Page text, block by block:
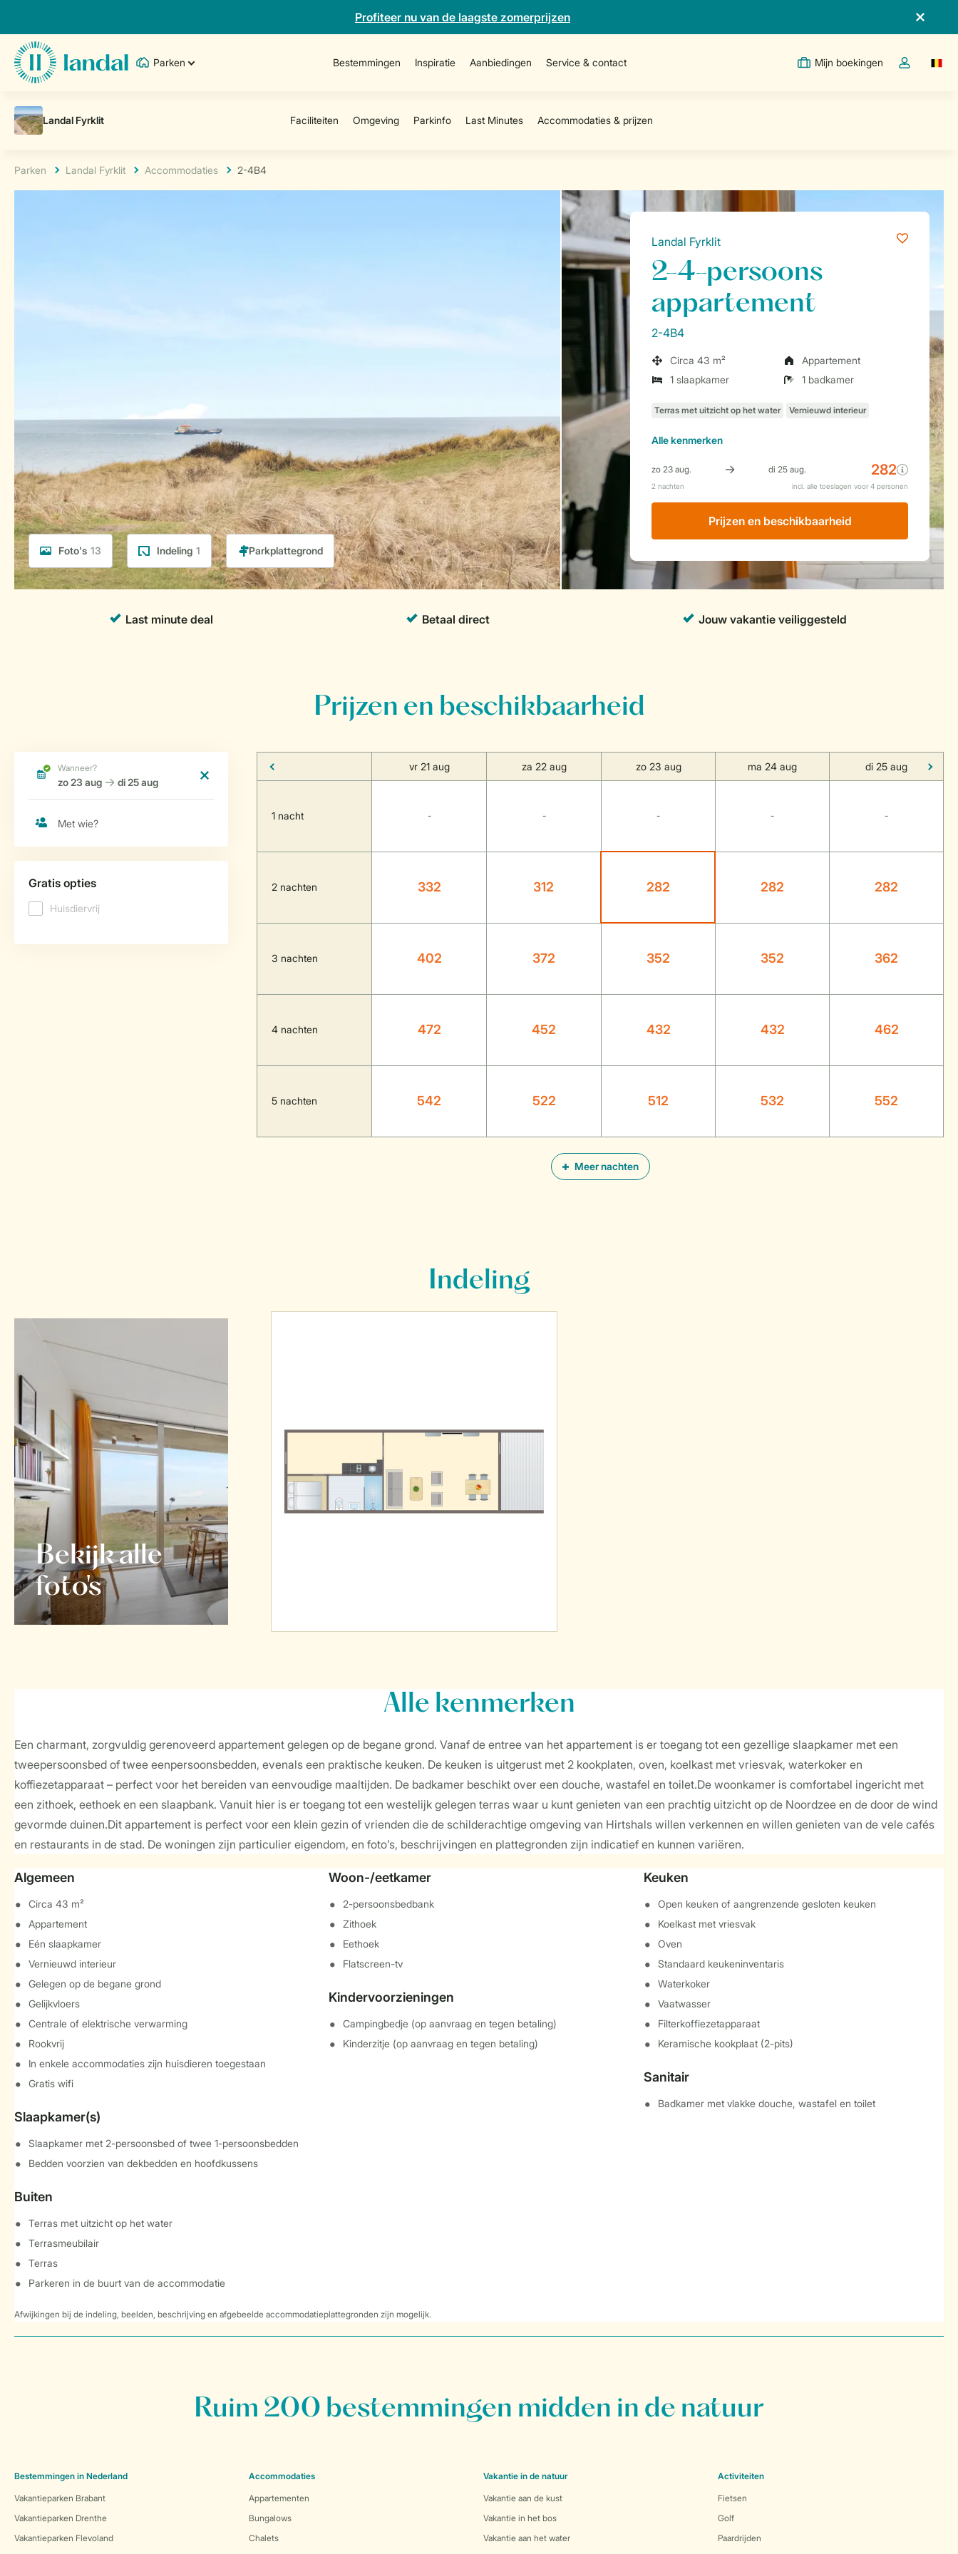
Profiteer nu van de laagste zomerprijzen
Parken Bestemmingen Inspiratie Aanbiedingen Service & contact Mijn boekingen
Open de
Parken Landal Fyrklit Accommodaties 2-4B4
Foto's 13 Indeling 1
Landal Fyrklit
2-4-persoons
appartement
2-4B4
Circa 43 m²
Appartement
1 slaapkamer
1 badkamer
Allekenmerken
Prijzen en beschikbaarheid
Prijzen en beschikbaarheid
Meer nachten
vr 21 aug za 22 aug zo 23 aug ma 24 aug di 25 aug
1 nacht - - - - -
2 nachten 332 312 282 282 282
3 nachten 402 372 352 352 362
4 nachten 472 452 432 432 462
5 nachten 542 522 512 532 552
Indeling
Bekijk alle
foto's
Alle kenmerken
Een charmant, zorgvuldig gerenoveerd appartement gelegen op de begane grond. Vanaf de entree van het appartement is er toegang tot een gezellige slaapkamer met een
tweepersoonsbed of twee eenpersoonsbedden, evenals een praktische keuken. De keuken is uitgerust met 2 kookplaten, oven, koelkast met vriesvak, waterkoker en
koffiezetapparaat – perfect voor het bereiden van eenvoudige maaltijden. De badkamer beschikt over een douche, wastafel en toilet.De woonkamer is comfortabel ingericht met
een zithoek, eethoek en een slaapbank. Vanuit hier is er toegang tot een westelijk gelegen terras waar u kunt genieten van een prachtig uitzicht op de Noordzee en de door de wind
gevormde duinen.Dit appartement is perfect voor een klein gezin of vrienden die de schilderachtige omgeving van Hirtshals willen verkennen en willen genieten van de vele cafés
en restaurants in de stad. De woningen zijn particulier eigendom, en foto’s, beschrijvingen en plattegronden zijn indicatief en kunnen variëren.
Algemeen
Circa 43 m²
Appartement
Eén slaapkamer
Vernieuwd interieur
Gelegen op de begane grond
Gelijkvloers
Centrale of elektrische verwarming
Rookvrij
In enkele accommodaties zijn huisdieren toegestaan
Gratis wifi
Slaapkamer(s)
Slaapkamer met 2-persoonsbed of twee 1-persoonsbedden
Bedden voorzien van dekbedden en hoofdkussens
Buiten
Terras met uitzicht op het water
Terrasmeubilair
Terras
Parkeren in de buurt van de accommodatie
Woon-/eetkamer
2-persoonsbedbank
Zithoek
Eethoek
Flatscreen-tv
Kindervoorzieningen
Campingbedje (op aanvraag en tegen betaling)
Kinderzitje (op aanvraag en tegen betaling)
Keuken
Open keuken of aangrenzende gesloten keuken
Koelkast met vriesvak
Oven
Standaard keukeninventaris
Waterkoker
Vaatwasser
Filterkoffiezetapparaat
Keramische kookplaat (2-pits)
Sanitair
Badkamer met vlakke douche, wastafel en toilet
Afwijkingen bij de indeling, beelden, beschrijving en afgebeelde accommodatieplattegronden zijn mogelijk.
Ruim 200 bestemmingen midden in de natuur
Bestemmingen in Nederland
Vakantieparken Brabant
Vakantieparken Drenthe
Vakantieparken Flevoland
Accommodaties
Appartementen
Bungalows
Chalets
Vakantie in de natuur
Vakantie aan de kust
Vakantie in het bos
Vakantie aan het water
Activiteiten
Fietsen
Golf
Paardrijden